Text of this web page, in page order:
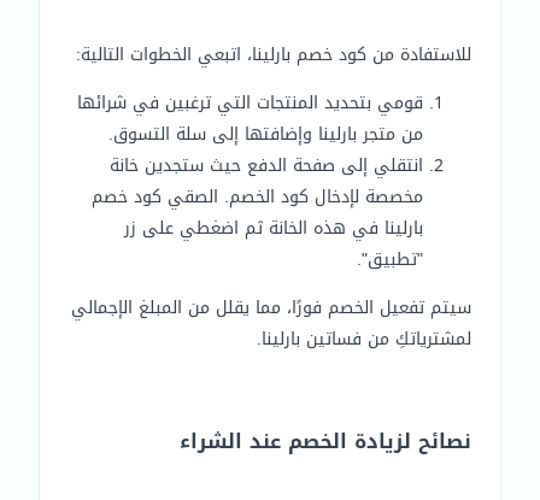
للاستفادة من كود خصم بارلينا، اتبعي الخطوات التالية:
قومي بتحديد المنتجات التي ترغبين في شرائها
من متجر بارلينا وإضافتها إلى سلة التسوق.
انتقلي إلى صفحة الدفع حيث ستجدين خانة
مخصصة لإدخال كود الخصم. الصقي كود خصم
بارلينا في هذه الخانة ثم اضغطي على زر
"تطبيق".
سيتم تفعيل الخصم فورًا، مما يقلل من المبلغ الإجمالي
لمشترياتكِ من فساتين بارلينا.
نصائح لزيادة الخصم عند الشراء